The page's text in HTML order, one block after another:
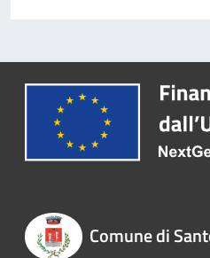
Comune di